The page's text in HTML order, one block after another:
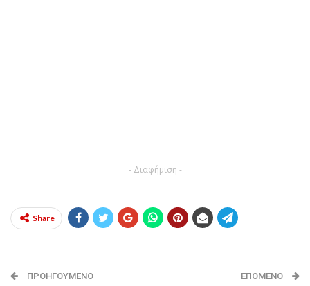
- Διαφήμιση -
Share
ΠΡΟΗΓΟΎΜΕΝΟ ΕΠΌΜΕΝΟ